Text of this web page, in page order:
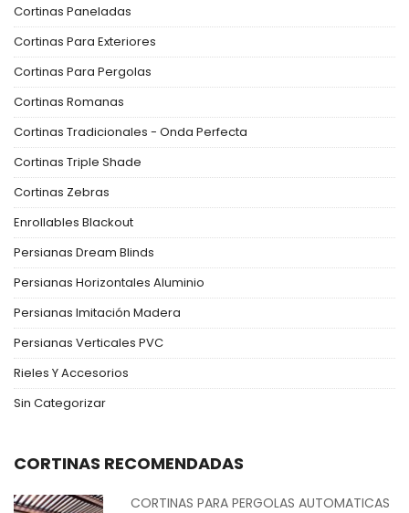
Cortinas Paneladas
Cortinas Para Exteriores
Cortinas Para Pergolas
Cortinas Romanas
Cortinas Tradicionales - Onda Perfecta
Cortinas Triple Shade
Cortinas Zebras
Enrollables Blackout
Persianas Dream Blinds
Persianas Horizontales Aluminio
Persianas Imitación Madera
Persianas Verticales PVC
Rieles Y Accesorios
Sin Categorizar
CORTINAS RECOMENDADAS
CORTINAS PARA PERGOLAS AUTOMATICAS